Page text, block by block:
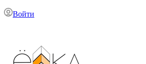
Войти